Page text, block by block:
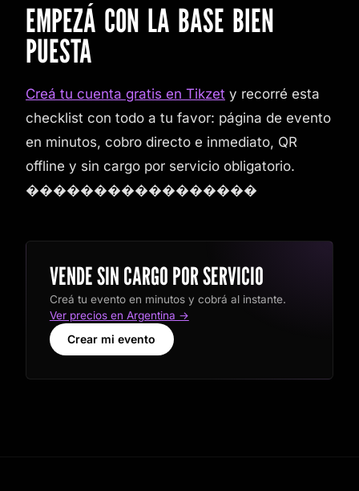
EMPEZÁ CON LA BASE BIEN
PUESTA
Creá tu cuenta gratis en Tikzet y recorré esta
checklist con todo a tu favor: página de evento
en minutos, cobro directo e inmediato, QR
offline y sin cargo por servicio obligatorio.
�����������������
VENDE SIN CARGO POR SERVICIO
Creá tu evento en minutos y cobrá al instante.
Ver precios en Argentina →
Crear mi evento